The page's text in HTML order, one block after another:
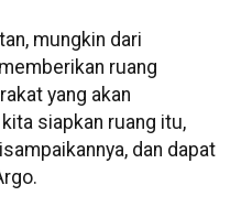
mungkin dari
ruang
yang akan
siapkan ruang itu,
dan dapat